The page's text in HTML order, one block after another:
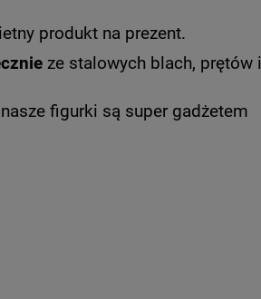
produkt na prezent.
ze stalowych blach, prętów i
figurki są super gadżetem